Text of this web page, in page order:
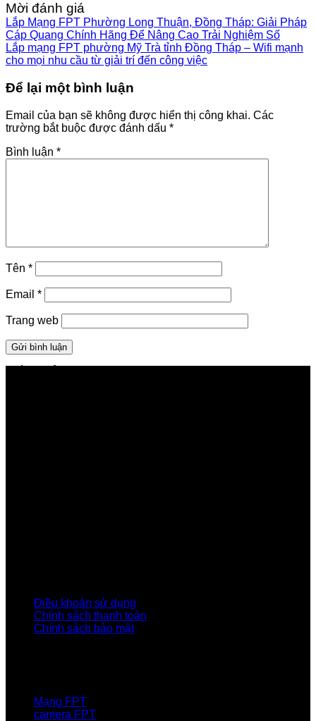
Mời đánh giá
Lắp Mạng FPT Phường Long Thuận, Đồng Tháp: Giải Pháp
Cáp Quang Chính Hãng Để Nâng Cao Trải Nghiệm Số
Lắp mạng FPT phường Mỹ Trà tỉnh Đồng Tháp – Wifi mạnh
cho mọi nhu cầu từ giải trí đến công việc
Để lại một bình luận
Email của bạn sẽ không được hiển thị công khai. Các
trường bắt buộc được đánh dấu *
Bình luận *
Tên *
Email *
Trang web
Điều khoản sử dụng
Chính sách thanh toán
Chính sách bảo mật
Mạng FPT
camera FPT